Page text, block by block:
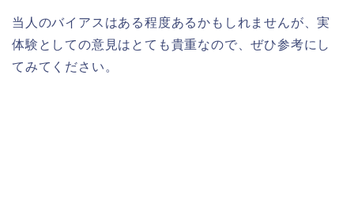
当人のバイアスはある程度あるかもしれませんが、実
体験としての意見はとても貴重なので、ぜひ参考にし
てみてください。